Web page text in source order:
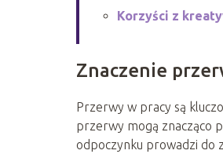
Korzyści z
Znaczenie
Przerwy w pracy są
przerwy mogą znacząco
odpoczynku prowadzi do